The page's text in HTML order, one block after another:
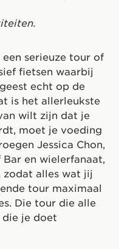
serieuze tour of
fietsen waarbij
echt op de
is het allerleukste
wilt zijn dat je
moet je voeding
Jessica Chon,
en wielerfanaat,
zodat alles wat jij
tour maximaal
Die tour die alle
je doet